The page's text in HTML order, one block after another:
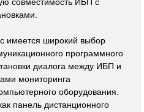
имеется широкий выбор
программного
диалога между ИБП и
мониторинга
оборудования.
панель дистанционного